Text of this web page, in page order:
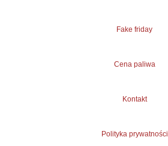
Fake friday
Cena paliwa
Kontakt
Polityka prywatności